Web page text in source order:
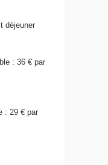
déjeuner
: 36 € par
: 29 € par